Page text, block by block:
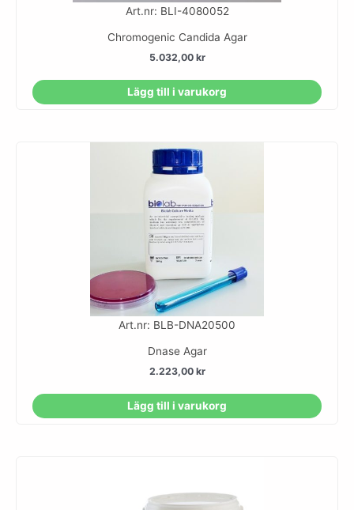
Art.nr: BLI-4080052
Chromogenic Candida Agar
5.032,00 kr
Lägg till i varukorg
Art.nr: BLB-DNA20500
Dnase Agar
2.223,00 kr
Lägg till i varukorg